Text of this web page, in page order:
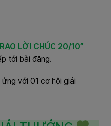
LỜI CHÚC 20/10”
tới bài đăng.
với 01 cơ hội giải